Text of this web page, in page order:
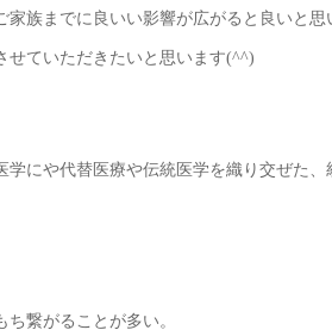
族までに良いい影響が広がると良いと思
せていただきたいと思います(^^)
にや代替医療や伝統医学を織り交ぜた、
繋がることが多い。